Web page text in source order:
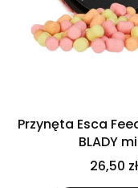
Przynęta Esca
BLADY
26,50 zł